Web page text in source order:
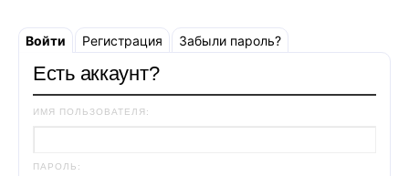
Войти Регистрация Забыли пароль?
Есть аккаунт?
ИМЯ ПОЛЬЗОВАТЕЛЯ:
ПАРОЛЬ: